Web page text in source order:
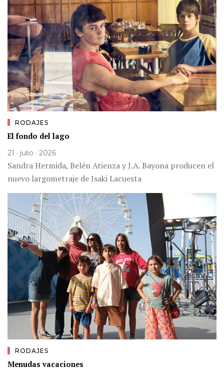
RODAJES
El fondo del lago
21 · julio · 2026
Sandra Hermida, Belén Atienza y J.A. Bayona producen el
nuevo largometraje de Isaki Lacuesta
RODAJES
Menudas vacaciones